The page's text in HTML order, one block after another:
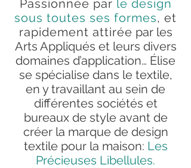
Passionnée par le design
sous toutes ses formes, et
rapidement attirée par les
Arts Appliqués et leurs divers
domaines d’application… Élise
se spécialise dans le textile,
en y travaillant au sein de
différentes sociétés et
bureaux de style avant de
créer la marque de design
textile pour la maison: Les
Précieuses Libellules.